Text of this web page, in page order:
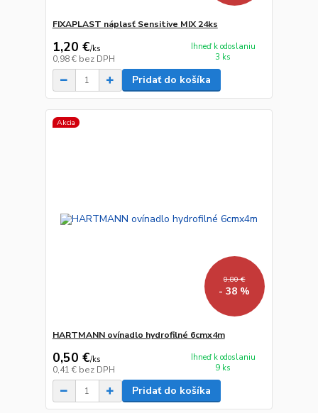
FIXAPLAST náplasť Sensitive MIX 24ks
1,20 €/ks
0,98 € bez DPH
Ihneď k odoslaniu
3 ks
Pridať do košíka
Akcia
0,80 €
- 38 %
HARTMANN ovínadlo hydrofilné 6cmx4m
0,50 €/ks
0,41 € bez DPH
Ihneď k odoslaniu
9 ks
Pridať do košíka